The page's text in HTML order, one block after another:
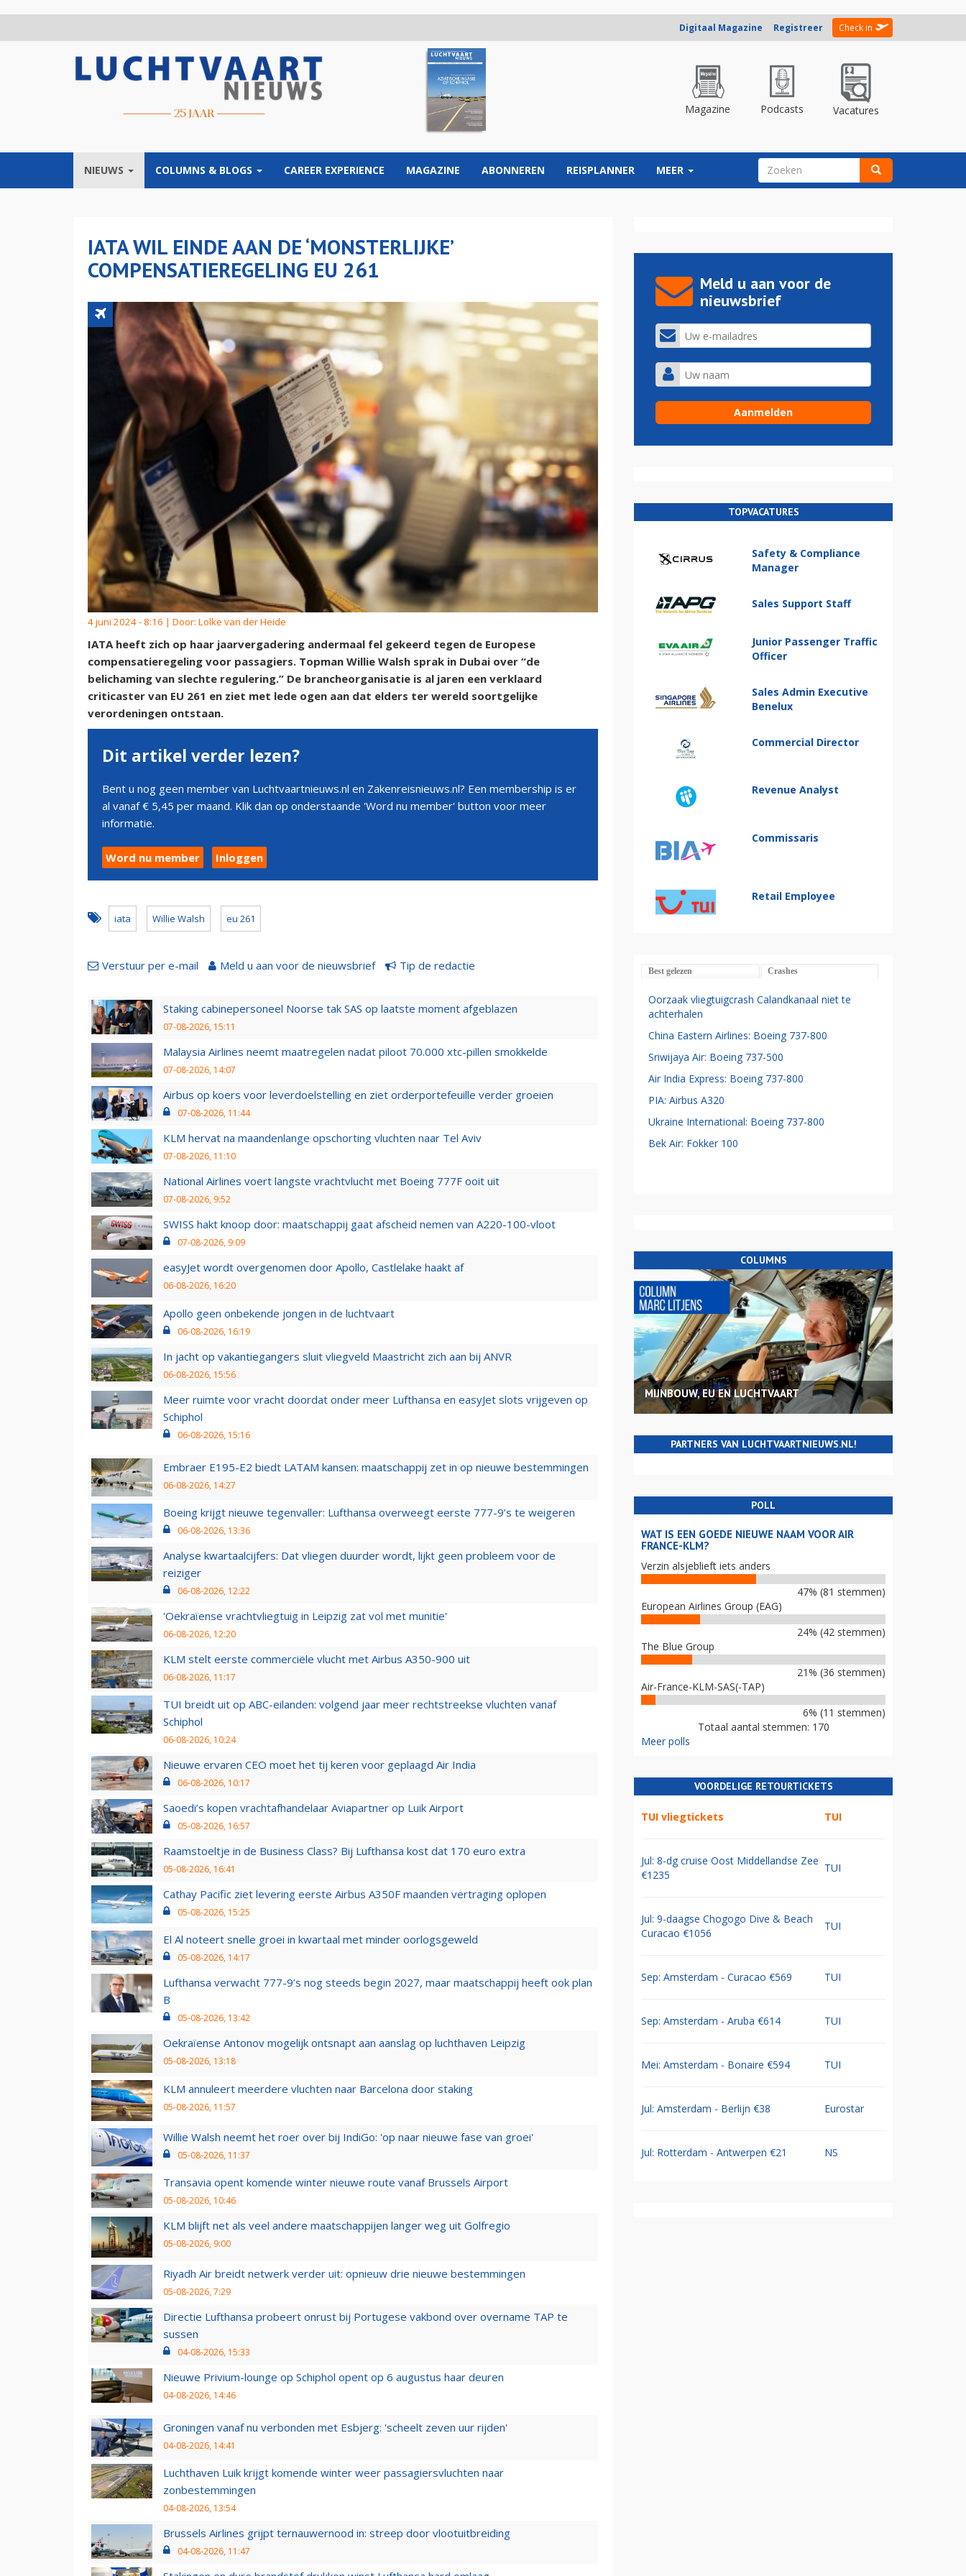
Digitaal Magazine Registreer Check in
Magazine Podcasts Vacatures
NIEUWS COLUMNS & BLOGS CAREER EXPERIENCE MAGAZINE ABONNEREN REISPLANNER MEER ZOEKVELD
IATA WIL EINDE AAN DE ‘MONSTERLIJKE’
COMPENSATIEREGELING EU 261
4 juni 2024 - 8:16 | Door: Lolke van der Heide
IATA heeft zich op haar jaarvergadering andermaal fel gekeerd tegen de Europese
compensatieregeling voor passagiers. Topman Willie Walsh sprak in Dubai over “de
belichaming van slechte regulering.” De brancheorganisatie is al jaren een verklaard
criticaster van EU 261 en ziet met lede ogen aan dat elders ter wereld soortgelijke
verordeningen ontstaan.
Dit artikel verder lezen?
Bent u nog geen member van Luchtvaartnieuws.nl en Zakenreisnieuws.nl? Een membership is er
al vanaf € 5,45 per maand. Klik dan op onderstaande 'Word nu member' button voor meer
informatie.
Word nu member Inloggen
iata Willie Walsh eu 261
Verstuur per e-mail Meld u aan voor de nieuwsbrief Tip de redactie
Staking cabinepersoneel Noorse tak SAS op laatste moment afgeblazen
07-08-2026, 15:11
Malaysia Airlines neemt maatregelen nadat piloot 70.000 xtc-pillen smokkelde
07-08-2026, 14:07
Airbus op koers voor leverdoelstelling en ziet orderportefeuille verder groeien
07-08-2026, 11:44
KLM hervat na maandenlange opschorting vluchten naar Tel Aviv
07-08-2026, 11:10
National Airlines voert langste vrachtvlucht met Boeing 777F ooit uit
07-08-2026, 9:52
SWISS hakt knoop door: maatschappij gaat afscheid nemen van A220-100-vloot
07-08-2026, 9:09
easyJet wordt overgenomen door Apollo, Castlelake haakt af
06-08-2026, 16:20
Apollo geen onbekende jongen in de luchtvaart
06-08-2026, 16:19
In jacht op vakantiegangers sluit vliegveld Maastricht zich aan bij ANVR
06-08-2026, 15:56
Meer ruimte voor vracht doordat onder meer Lufthansa en easyJet slots vrijgeven op
Schiphol
06-08-2026, 15:16
Embraer E195-E2 biedt LATAM kansen: maatschappij zet in op nieuwe bestemmingen
06-08-2026, 14:27
Boeing krijgt nieuwe tegenvaller: Lufthansa overweegt eerste 777-9’s te weigeren
06-08-2026, 13:36
Analyse kwartaalcijfers: Dat vliegen duurder wordt, lijkt geen probleem voor de
reiziger
06-08-2026, 12:22
'Oekraïense vrachtvliegtuig in Leipzig zat vol met munitie'
06-08-2026, 12:20
KLM stelt eerste commerciële vlucht met Airbus A350-900 uit
06-08-2026, 11:17
TUI breidt uit op ABC-eilanden: volgend jaar meer rechtstreekse vluchten vanaf
Schiphol
06-08-2026, 10:24
Nieuwe ervaren CEO moet het tij keren voor geplaagd Air India
06-08-2026, 10:17
Saoedi’s kopen vrachtafhandelaar Aviapartner op Luik Airport
05-08-2026, 16:57
Raamstoeltje in de Business Class? Bij Lufthansa kost dat 170 euro extra
05-08-2026, 16:41
Cathay Pacific ziet levering eerste Airbus A350F maanden vertraging oplopen
05-08-2026, 15:25
El Al noteert snelle groei in kwartaal met minder oorlogsgeweld
05-08-2026, 14:17
Lufthansa verwacht 777-9’s nog steeds begin 2027, maar maatschappij heeft ook plan
B
05-08-2026, 13:42
Oekraïense Antonov mogelijk ontsnapt aan aanslag op luchthaven Leipzig
05-08-2026, 13:18
KLM annuleert meerdere vluchten naar Barcelona door staking
05-08-2026, 11:57
Willie Walsh neemt het roer over bij IndiGo: 'op naar nieuwe fase van groei'
05-08-2026, 11:37
Transavia opent komende winter nieuwe route vanaf Brussels Airport
05-08-2026, 10:46
KLM blijft net als veel andere maatschappijen langer weg uit Golfregio
05-08-2026, 9:00
Riyadh Air breidt netwerk verder uit: opnieuw drie nieuwe bestemmingen
05-08-2026, 7:29
Directie Lufthansa probeert onrust bij Portugese vakbond over overname TAP te
sussen
04-08-2026, 15:33
Nieuwe Privium-lounge op Schiphol opent op 6 augustus haar deuren
04-08-2026, 14:46
Groningen vanaf nu verbonden met Esbjerg: 'scheelt zeven uur rijden'
04-08-2026, 14:41
Luchthaven Luik krijgt komende winter weer passagiersvluchten naar
zonbestemmingen
04-08-2026, 13:54
Brussels Airlines grijpt ternauwernood in: streep door vlootuitbreiding
04-08-2026, 11:47
Meld u aan voor de
nieuwsbrief
TOPVACATURES
Safety & Compliance
Manager
Sales Support Staff
Junior Passenger Traffic
Officer
Sales Admin Executive
Benelux
Commercial Director
Revenue Analyst
Commissaris
Retail Employee
Best gelezen Crashes
Oorzaak vliegtuigcrash Calandkanaal niet te
achterhalen
China Eastern Airlines: Boeing 737-800
Sriwijaya Air: Boeing 737-500
Air India Express: Boeing 737-800
PIA: Airbus A320
Ukraine International: Boeing 737-800
Bek Air: Fokker 100
COLUMNS
MIJNBOUW, EU EN LUCHTVAART
PARTNERS VAN LUCHTVAARTNIEUWS.NL!
POLL
WAT IS EEN GOEDE NIEUWE NAAM VOOR AIR
FRANCE-KLM?
Verzin alsjeblieft iets anders
47% (81 stemmen)
European Airlines Group (EAG)
24% (42 stemmen)
The Blue Group
21% (36 stemmen)
Air-France-KLM-SAS(-TAP)
6% (11 stemmen)
Totaal aantal stemmen: 170
Meer polls
VOORDELIGE RETOURTICKETS
TUI vliegtickets TUI
Jul: 8-dg cruise Oost Middellandse Zee
€1235
TUI
Jul: 9-daagse Chogogo Dive & Beach
Curacao €1056
TUI
Sep: Amsterdam - Curacao €569 TUI
Sep: Amsterdam - Aruba €614 TUI
Mei: Amsterdam - Bonaire €594 TUI
Jul: Amsterdam - Berlijn €38 Eurostar
Jul: Rotterdam - Antwerpen €21 NS